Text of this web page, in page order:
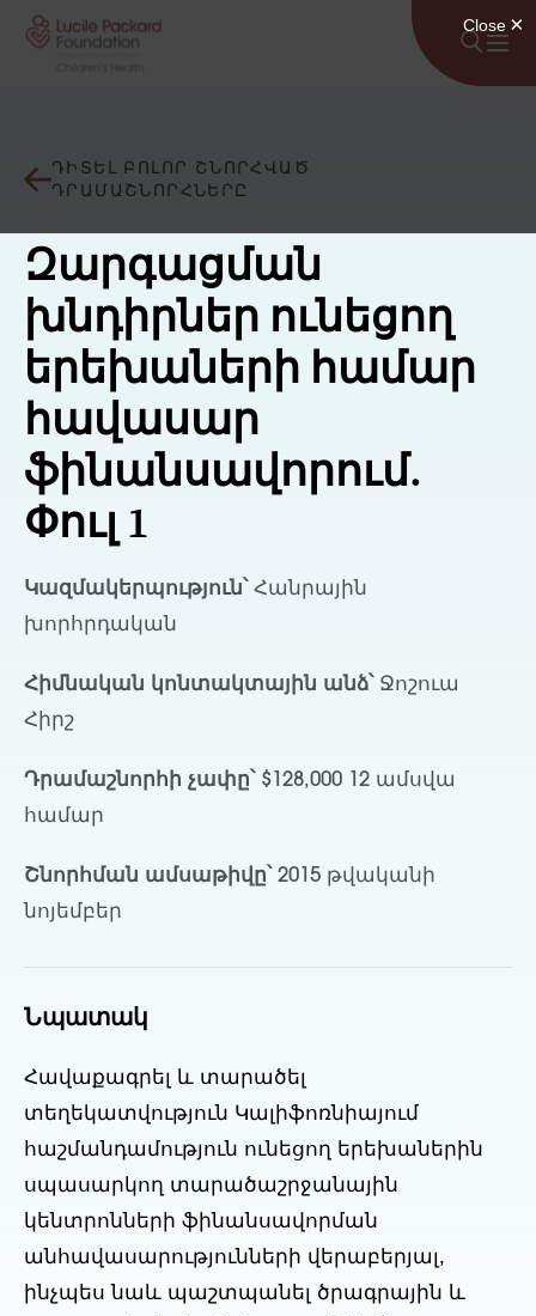
Անցնել բովանդակությանը
ԴԻՏԵԼ ԲՈԼՈՐ ՇՆՈՐՀՎԱԾ
ԴՐԱՄԱՇՆՈՐՀՆԵՐԸ
Զարգացման
խնդիրներ ունեցող
երեխաների համար
հավասար
ֆինանսավորում.
Փուլ 1
Կազմակերպություն՝ Հանրային
խորհրդական
Հիմնական կոնտակտային անձ՝ Ջոշուա
Հիրշ
Դրամաշնորհի չափը՝
$128,000 12 ամսվա
համար
Շնորհման ամսաթիվը՝ 2015 թվականի
նոյեմբեր
Նպատակ
Հավաքագրել և տարածել
տեղեկատվություն Կալիֆոռնիայում
հաշմանդամություն ունեցող երեխաներին
սպասարկող տարածաշրջանային
կենտրոնների ֆինանսավորման
անհավասարությունների վերաբերյալ,
ինչպես նաև պաշտպանել ծրագրային և